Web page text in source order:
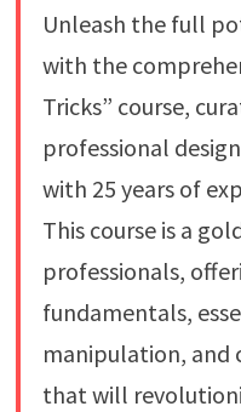
Unleash the full
with the
Tricks” course,
professional
with 25 years of
This course is a
professionals,
fundamentals,
manipulation, and
that will